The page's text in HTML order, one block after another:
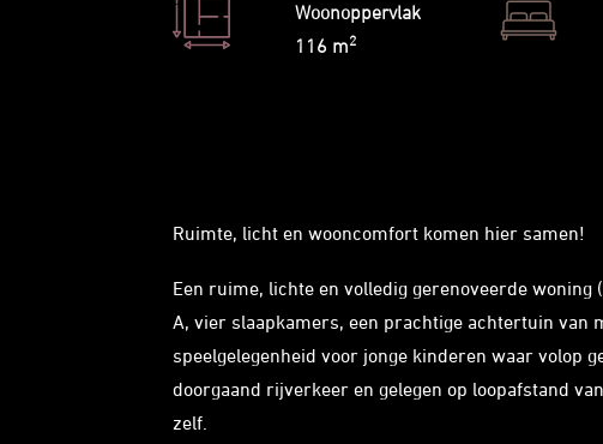
Woonoppervlak
116 m2
Ruimte, licht en wooncomfort komen hier samen!
Een ruime, lichte en volledig gerenoveerde
A, vier slaapkamers, een prachtige achtertuin van
speelgelegenheid voor jonge kinderen waar volop
doorgaand rijverkeer en gelegen op loopafstand
zelf.